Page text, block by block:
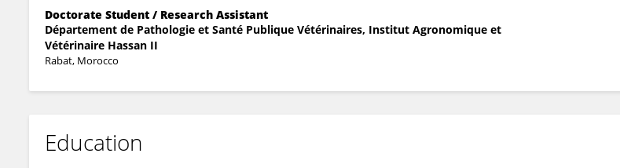
Doctorate Student / Research Assistant
Département de Pathologie et Santé Publique Vétérinaires, Institut Agronomique et
Vétérinaire Hassan II
Rabat, Morocco
Education